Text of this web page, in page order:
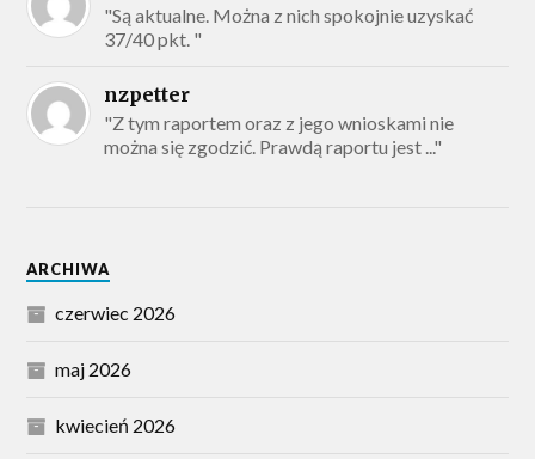
"Są aktualne. Można z nich spokojnie uzyskać
37/40 pkt. "
nzpetter
"Z tym raportem oraz z jego wnioskami nie
można się zgodzić. Prawdą raportu jest ..."
ARCHIWA
czerwiec 2026
maj 2026
kwiecień 2026